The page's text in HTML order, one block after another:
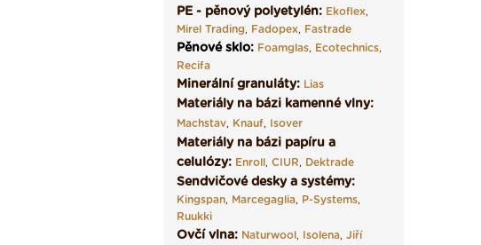
PE - pěnový polyetylén: Ekoflex,
Mirel Trading, Fadopex, Fastrade
Pěnové sklo: Foamglas, Ecotechnics,
Recifa
Minerální granuláty: Lias
Materiály na bázi kamenné vlny:
Machstav, Knauf, Isover
Materiály na bázi papíru a
celulózy: Enroll, CIUR, Dektrade
Sendvičové desky a systémy:
Kingspan, Marcegaglia, P-Systems,
Ruukki
Ovčí vlna: Naturwool, Isolena, Jiří